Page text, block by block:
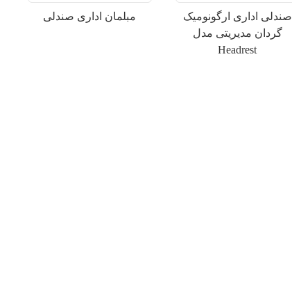
مبلمان اداری صندلی
صندلی اداری ارگونومیک
گردان مدیریتی مدل
Headrest
ارسال درخواست